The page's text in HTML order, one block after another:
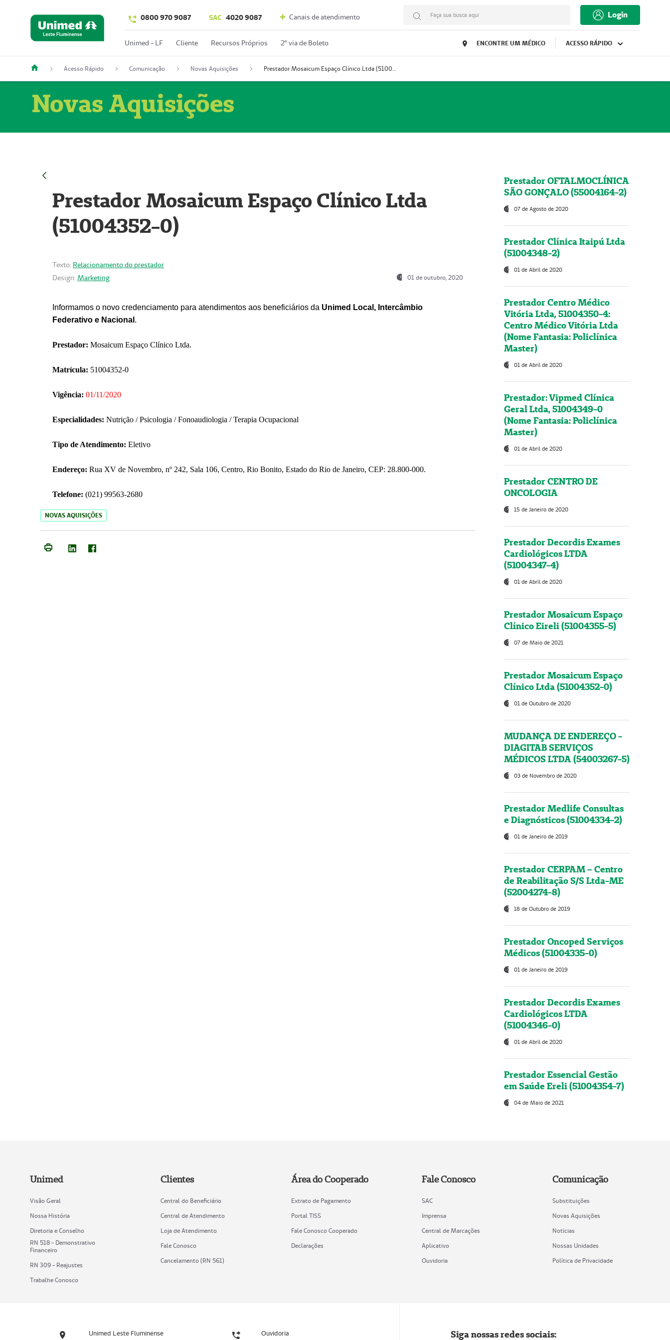
0800 970 9087 SAC 4020 9087 Canais de atendimento Faça sua busca aqui Login
Unimed - LF Cliente Recursos Próprios 2º via de Boleto ENCONTRE UM MÉDICO ACESSO RÁPIDO
Acesso Rápido Comunicação Novas Aquisições Prestador Mosaicum Espaço Clínico Ltda (51004352-0)
Novas Aquisições
Prestador Mosaicum Espaço Clínico Ltda
(51004352-0)
Texto: Relacionamento do prestador
Design: Marketing 01 de outubro, 2020
Informamos o novo credenciamento para atendimentos aos beneficiários da Unimed Local, Intercâmbio
Federativo e Nacional .
Prestador: Mosaicum Espaço Clínico Ltda.
Matrícula: 51004352-0
Vigência: 01/11/2020
Especialidades: Nutrição / Psicologia / Fonoaudiologia / Terapia Ocupacional
Tipo de Atendimento: Eletivo
Endereço: Rua XV de Novembro, nº 242, Sala 106, Centro, Rio Bonito, Estado do Rio de Janeiro, CEP: 28.800-000.
Telefone: (021) 99563-2680
NOVAS AQUISIÇÕES
Prestador OFTALMOCLÍNICA
SÃO GONÇALO (55004164-2)
07 de Agosto de 2020
Prestador Clínica Itaipú Ltda
(51004348-2)
01 de Abril de 2020
Prestador Centro Médico
Vitória Ltda, 51004350-4:
Centro Médico Vitória Ltda
(Nome Fantasia: Policlínica
Master)
01 de Abril de 2020
Prestador: Vipmed Clínica
Geral Ltda, 51004349-0
(Nome Fantasia: Policlínica
Master)
01 de Abril de 2020
Prestador CENTRO DE
ONCOLOGIA
15 de Janeiro de 2020
Prestador Decordis Exames
Cardiológicos LTDA
(51004347-4)
01 de Abril de 2020
Prestador Mosaicum Espaço
Clínico Eireli (51004355-5)
07 de Maio de 2021
Prestador Mosaicum Espaço
Clínico Ltda (51004352-0)
01 de Outubro de 2020
MUDANÇA DE ENDEREÇO -
DIAGITAB SERVIÇOS
MÉDICOS LTDA (54003267-5)
03 de Novembro de 2020
Prestador Medlife Consultas
e Diagnósticos (51004334-2)
01 de Janeiro de 2019
Prestador CERPAM – Centro
de Reabilitação S/S Ltda-ME
(52004274-8)
18 de Outubro de 2019
Prestador Oncoped Serviços
Médicos (51004335-0)
01 de Janeiro de 2019
Prestador Decordis Exames
Cardiológicos LTDA
(51004346-0)
01 de Abril de 2020
Prestador Essencial Gestão
em Saúde Ereli (51004354-7)
04 de Maio de 2021
Unimed
Visão Geral
Nossa História
Diretoria e Conselho
RN 518 - Demonstrativo
Financeiro
RN 309 - Reajustes
Trabalhe Conosco
Clientes
Central do Beneficiário
Central de Atendimento
Loja de Atendimento
Fale Conosco
Cancelamento (RN 561)
Área do Cooperado
Extrato de Pagamento
Portal TISS
Fale Conosco Cooperado
Declarações
Fale Conosco
SAC
Imprensa
Central de Marcações
Aplicativo
Ouvidoria
Comunicação
Substituições
Novas Aquisições
Notícias
Nossas Unidades
Política de Privacidade
Unimed Leste Fluminense Ouvidoria Siga nossas redes sociais: